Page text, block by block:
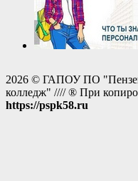
2026 © ГАПОУ ПО
колледж" //// ® При
https://pspk58.ru